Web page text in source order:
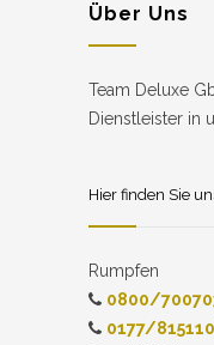
Über Uns
Team Deluxe
Dienstleister in
Hier finden Sie
Rumpfen
0800/
0177/